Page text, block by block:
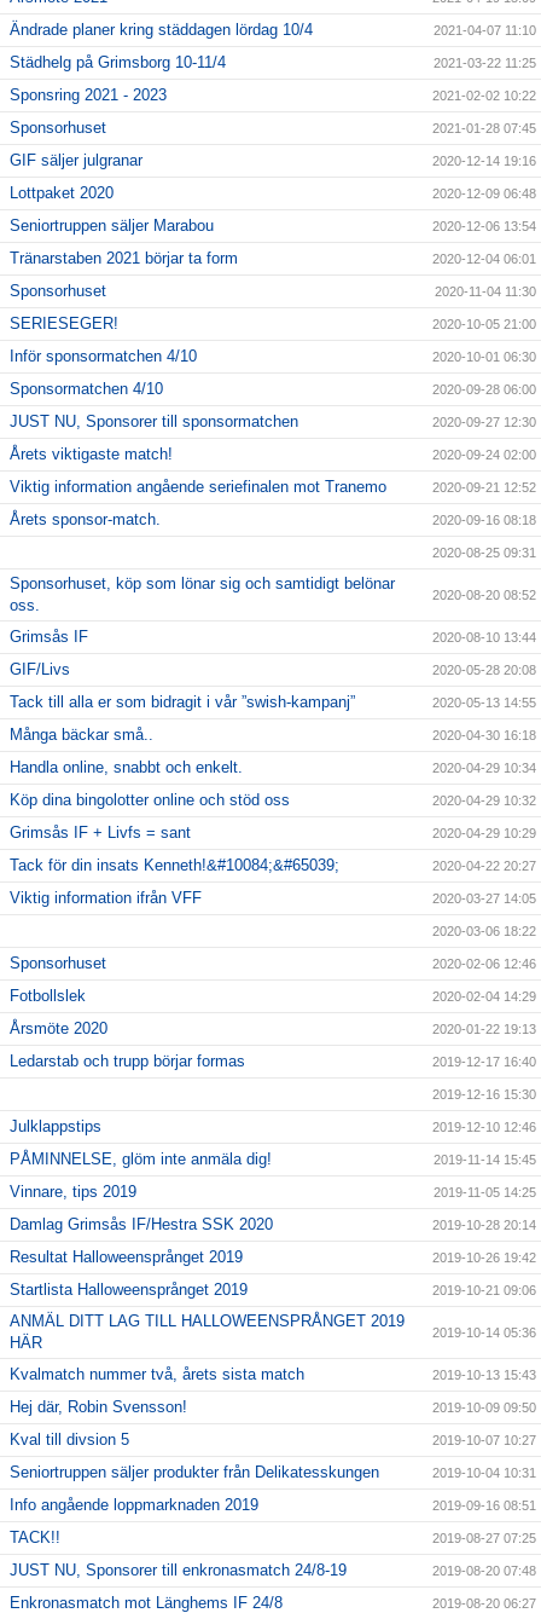
Ändrade planer kring städdagen lördag 10/4 2021-04-07 11:10
Städhelg på Grimsborg 10-11/4 2021-03-22 11:25
Sponsring 2021 - 2023 2021-02-02 10:22
Sponsorhuset 2021-01-28 07:45
GIF säljer julgranar 2020-12-14 19:16
Lottpaket 2020 2020-12-09 06:48
Seniortruppen säljer Marabou 2020-12-06 13:54
Tränarstaben 2021 börjar ta form 2020-12-04 06:01
Sponsorhuset 2020-11-04 11:30
SERIESEGER! 2020-10-05 21:00
Inför sponsormatchen 4/10 2020-10-01 06:30
Sponsormatchen 4/10 2020-09-28 06:00
JUST NU, Sponsorer till sponsormatchen 2020-09-27 12:30
Årets viktigaste match! 2020-09-24 02:00
Viktig information angående seriefinalen mot Tranemo 2020-09-21 12:52
Årets sponsor-match. 2020-09-16 08:18
2020-08-25 09:31
Sponsorhuset, köp som lönar sig och samtidigt belönar
oss.
2020-08-20 08:52
Grimsås IF 2020-08-10 13:44
GIF/Livs 2020-05-28 20:08
Tack till alla er som bidragit i vår ”swish-kampanj” 2020-05-13 14:55
Många bäckar små.. 2020-04-30 16:18
Handla online, snabbt och enkelt. 2020-04-29 10:34
Köp dina bingolotter online och stöd oss 2020-04-29 10:32
Grimsås IF + Livfs = sant 2020-04-29 10:29
Tack för din insats Kenneth!&#10084;&#65039; 2020-04-22 20:27
Viktig information ifrån VFF 2020-03-27 14:05
2020-03-06 18:22
Sponsorhuset 2020-02-06 12:46
Fotbollslek 2020-02-04 14:29
Årsmöte 2020 2020-01-22 19:13
Ledarstab och trupp börjar formas 2019-12-17 16:40
2019-12-16 15:30
Julklappstips 2019-12-10 12:46
PÅMINNELSE, glöm inte anmäla dig! 2019-11-14 15:45
Vinnare, tips 2019 2019-11-05 14:25
Damlag Grimsås IF/Hestra SSK 2020 2019-10-28 20:14
Resultat Halloweensprånget 2019 2019-10-26 19:42
Startlista Halloweensprånget 2019 2019-10-21 09:06
ANMÄL DITT LAG TILL HALLOWEENSPRÅNGET 2019
HÄR
2019-10-14 05:36
Kvalmatch nummer två, årets sista match 2019-10-13 15:43
Hej där, Robin Svensson! 2019-10-09 09:50
Kval till divsion 5 2019-10-07 10:27
Seniortruppen säljer produkter från Delikatesskungen 2019-10-04 10:31
Info angående loppmarknaden 2019 2019-09-16 08:51
TACK!! 2019-08-27 07:25
JUST NU, Sponsorer till enkronasmatch 24/8-19 2019-08-20 07:48
Enkronasmatch mot Länghems IF 24/8 2019-08-20 06:27